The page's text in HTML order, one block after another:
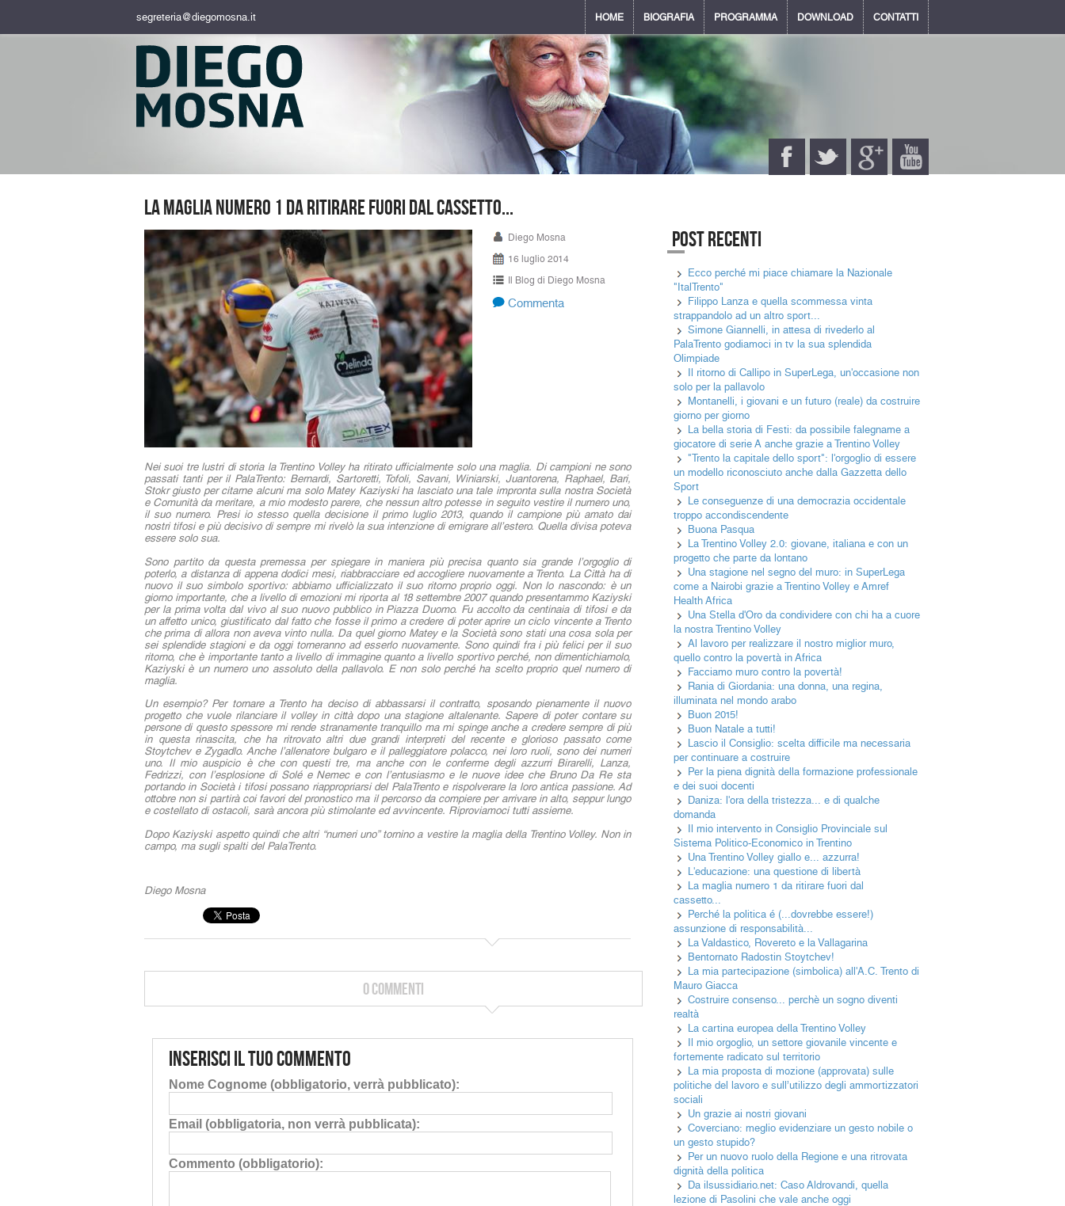
segreteria@diegomosna.it HOME BIOGRAFIA PROGRAMMA DOWNLOAD CONTATTI
La maglia numero 1 da ritirare fuori dal cassetto...
Diego Mosna
16 luglio 2014
Il Blog di Diego Mosna
Commenta
Nei suoi tre lustri di storia la Trentino Volley ha ritirato ufficialmente solo una maglia. Di campioni ne sono
passati tanti per il PalaTrento: Bernardi, Sartoretti, Tofoli, Savani, Winiarski, Juantorena, Raphael, Bari,
Stokr giusto per citarne alcuni ma solo Matey Kaziyski ha lasciato una tale impronta sulla nostra Società
e Comunità da meritare, a mio modesto parere, che nessun altro potesse in seguito vestire il numero uno,
il suo numero. Presi io stesso quella decisione il primo luglio 2013, quando il campione più amato dai
nostri tifosi e più decisivo di sempre mi rivelò la sua intenzione di emigrare all’estero. Quella divisa poteva
essere solo sua.
Sono partito da questa premessa per spiegare in maniera più precisa quanto sia grande l’orgoglio di
poterlo, a distanza di appena dodici mesi, riabbracciare ed accogliere nuovamente a Trento. La Città ha di
nuovo il suo simbolo sportivo: abbiamo ufficializzato il suo ritorno proprio oggi. Non lo nascondo: è un
giorno importante, che a livello di emozioni mi riporta al 18 settembre 2007 quando presentammo Kaziyski
per la prima volta dal vivo al suo nuovo pubblico in Piazza Duomo. Fu accolto da centinaia di tifosi e da
un affetto unico, giustificato dal fatto che fosse il primo a credere di poter aprire un ciclo vincente a Trento
che prima di allora non aveva vinto nulla. Da quel giorno Matey e la Società sono stati una cosa sola per
sei splendide stagioni e da oggi torneranno ad esserlo nuovamente. Sono quindi fra i più felici per il suo
ritorno, che è importante tanto a livello di immagine quanto a livello sportivo perché, non dimentichiamolo,
Kaziyski è un numero uno assoluto della pallavolo. E non solo perché ha scelto proprio quel numero di
maglia.
Un esempio? Per tornare a Trento ha deciso di abbassarsi il contratto, sposando pienamente il nuovo
progetto che vuole rilanciare il volley in città dopo una stagione altalenante. Sapere di poter contare su
persone di questo spessore mi rende stranamente tranquillo ma mi spinge anche a credere sempre di più
in questa rinascita, che ha ritrovato altri due grandi interpreti del recente e glorioso passato come
Stoytchev e Zygadlo. Anche l’allenatore bulgaro e il palleggiatore polacco, nei loro ruoli, sono dei numeri
uno. Il mio auspicio è che con questi tre, ma anche con le conferme degli azzurri Birarelli, Lanza,
Fedrizzi, con l’esplosione di Solé e Nemec e con l’entusiasmo e le nuove idee che Bruno Da Re sta
portando in Società i tifosi possano riappropriarsi del PalaTrento e rispolverare la loro antica passione. Ad
ottobre non si partirà coi favori del pronostico ma il percorso da compiere per arrivare in alto, seppur lungo
e costellato di ostacoli, sarà ancora più stimolante ed avvincente. Riproviamoci tutti assieme.
Dopo Kaziyski aspetto quindi che altri “numeri uno” tornino a vestire la maglia della Trentino Volley. Non in
campo, ma sugli spalti del PalaTrento.
Diego Mosna
0 Commenti
Inserisci il tuo commento
Nome Cognome (obbligatorio, verrà pubblicato):
Email (obbligatoria, non verrà pubblicata):
Commento (obbligatorio):
Post recenti
Ecco perché mi piace chiamare la Nazionale
"ItalTrento"
Filippo Lanza e quella scommessa vinta
strappandolo ad un altro sport...
Simone Giannelli, in attesa di rivederlo al
PalaTrento godiamoci in tv la sua splendida
Olimpiade
Il ritorno di Callipo in SuperLega, un'occasione non
solo per la pallavolo
Montanelli, i giovani e un futuro (reale) da costruire
giorno per giorno
La bella storia di Festi: da possibile falegname a
giocatore di serie A anche grazie a Trentino Volley
"Trento la capitale dello sport": l'orgoglio di essere
un modello riconosciuto anche dalla Gazzetta dello
Sport
Le conseguenze di una democrazia occidentale
troppo accondiscendente
Buona Pasqua
La Trentino Volley 2.0: giovane, italiana e con un
progetto che parte da lontano
Una stagione nel segno del muro: in SuperLega
come a Nairobi grazie a Trentino Volley e Amref
Health Africa
Una Stella d'Oro da condividere con chi ha a cuore
la nostra Trentino Volley
Al lavoro per realizzare il nostro miglior muro,
quello contro la povertà in Africa
Facciamo muro contro la povertà!
Rania di Giordania: una donna, una regina,
illuminata nel mondo arabo
Buon 2015!
Buon Natale a tutti!
Lascio il Consiglio: scelta difficile ma necessaria
per continuare a costruire
Per la piena dignità della formazione professionale
e dei suoi docenti
Daniza: l'ora della tristezza... e di qualche
domanda
Il mio intervento in Consiglio Provinciale sul
Sistema Politico-Economico in Trentino
Una Trentino Volley giallo e... azzurra!
L'educazione: una questione di libertà
La maglia numero 1 da ritirare fuori dal
cassetto...
Perché la politica é (...dovrebbe essere!)
assunzione di responsabilità...
La Valdastico, Rovereto e la Vallagarina
Bentornato Radostin Stoytchev!
La mia partecipazione (simbolica) all'A.C. Trento di
Mauro Giacca
Costruire consenso... perchè un sogno diventi
realtà
La cartina europea della Trentino Volley
Il mio orgoglio, un settore giovanile vincente e
fortemente radicato sul territorio
La mia proposta di mozione (approvata) sulle
politiche del lavoro e sull’utilizzo degli ammortizzatori
sociali
Un grazie ai nostri giovani
Coverciano: meglio evidenziare un gesto nobile o
un gesto stupido?
Per un nuovo ruolo della Regione e una ritrovata
dignità della politica
Da ilsussidiario.net: Caso Aldrovandi, quella
lezione di Pasolini che vale anche oggi